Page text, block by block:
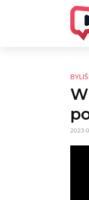
2023-